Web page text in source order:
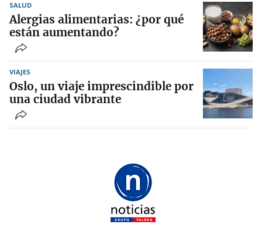
SALUD
Alergias alimentarias: ¿por qué
están aumentando?
VIAJES
Oslo, un viaje imprescindible por
una ciudad vibrante